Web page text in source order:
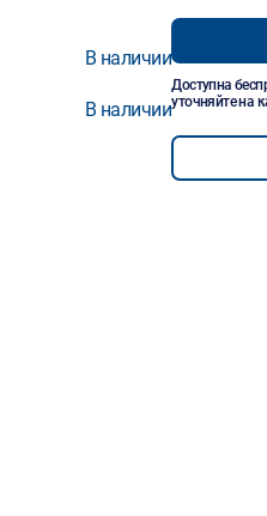
В наличии
В наличии
Доступна
уточняйте на